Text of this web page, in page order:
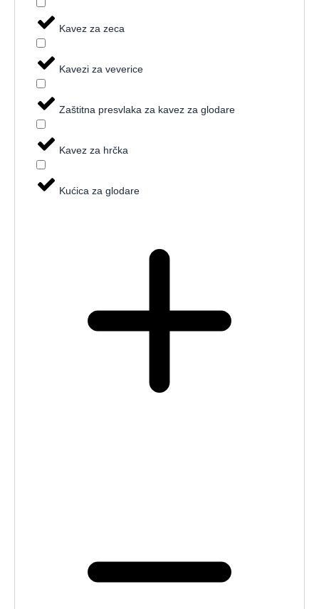
Kavez za zeca
Kavezi za veverice
Zaštitna presvlaka za kavez za glodare
Kavez za hrčka
Kućica za glodare